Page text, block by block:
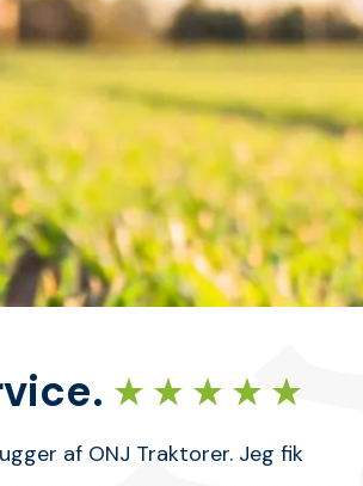
af ONJ Traktorer. Jeg fik